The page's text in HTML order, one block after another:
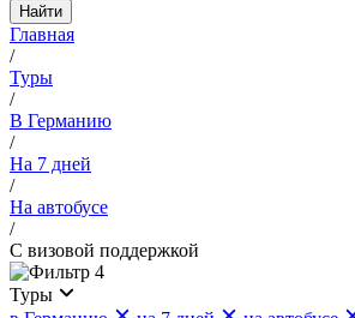
Найти
Главная
/
Туры
/
В Германию
/
На 7 дней
/
На автобусе
/
С визовой поддержкой
4
Туры